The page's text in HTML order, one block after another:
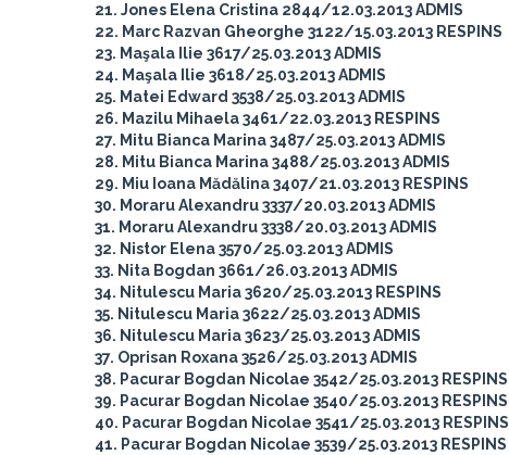
21. Jones Elena Cristina 2844/12.03.2013 ADMIS
22. Marc Razvan Gheorghe 3122/15.03.2013 RESPINS
23. Maşala Ilie 3617/25.03.2013 ADMIS
24. Maşala Ilie 3618/25.03.2013 ADMIS
25. Matei Edward 3538/25.03.2013 ADMIS
26. Mazilu Mihaela 3461/22.03.2013 RESPINS
27. Mitu Bianca Marina 3487/25.03.2013 ADMIS
28. Mitu Bianca Marina 3488/25.03.2013 ADMIS
29. Miu Ioana Mădălina 3407/21.03.2013 RESPINS
30. Moraru Alexandru 3337/20.03.2013 ADMIS
31. Moraru Alexandru 3338/20.03.2013 ADMIS
32. Nistor Elena 3570/25.03.2013 ADMIS
33. Nita Bogdan 3661/26.03.2013 ADMIS
34. Nitulescu Maria 3620/25.03.2013 RESPINS
35. Nitulescu Maria 3622/25.03.2013 ADMIS
36. Nitulescu Maria 3623/25.03.2013 ADMIS
37. Oprisan Roxana 3526/25.03.2013 ADMIS
38. Pacurar Bogdan Nicolae 3542/25.03.2013 RESPINS
39. Pacurar Bogdan Nicolae 3540/25.03.2013 RESPINS
40. Pacurar Bogdan Nicolae 3541/25.03.2013 RESPINS
41. Pacurar Bogdan Nicolae 3539/25.03.2013 RESPINS